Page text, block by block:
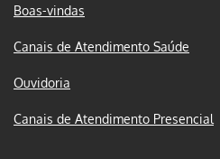
Boas-vindas
Canais de Atendimento Saúde
Ouvidoria
Canais de Atendimento Presencial